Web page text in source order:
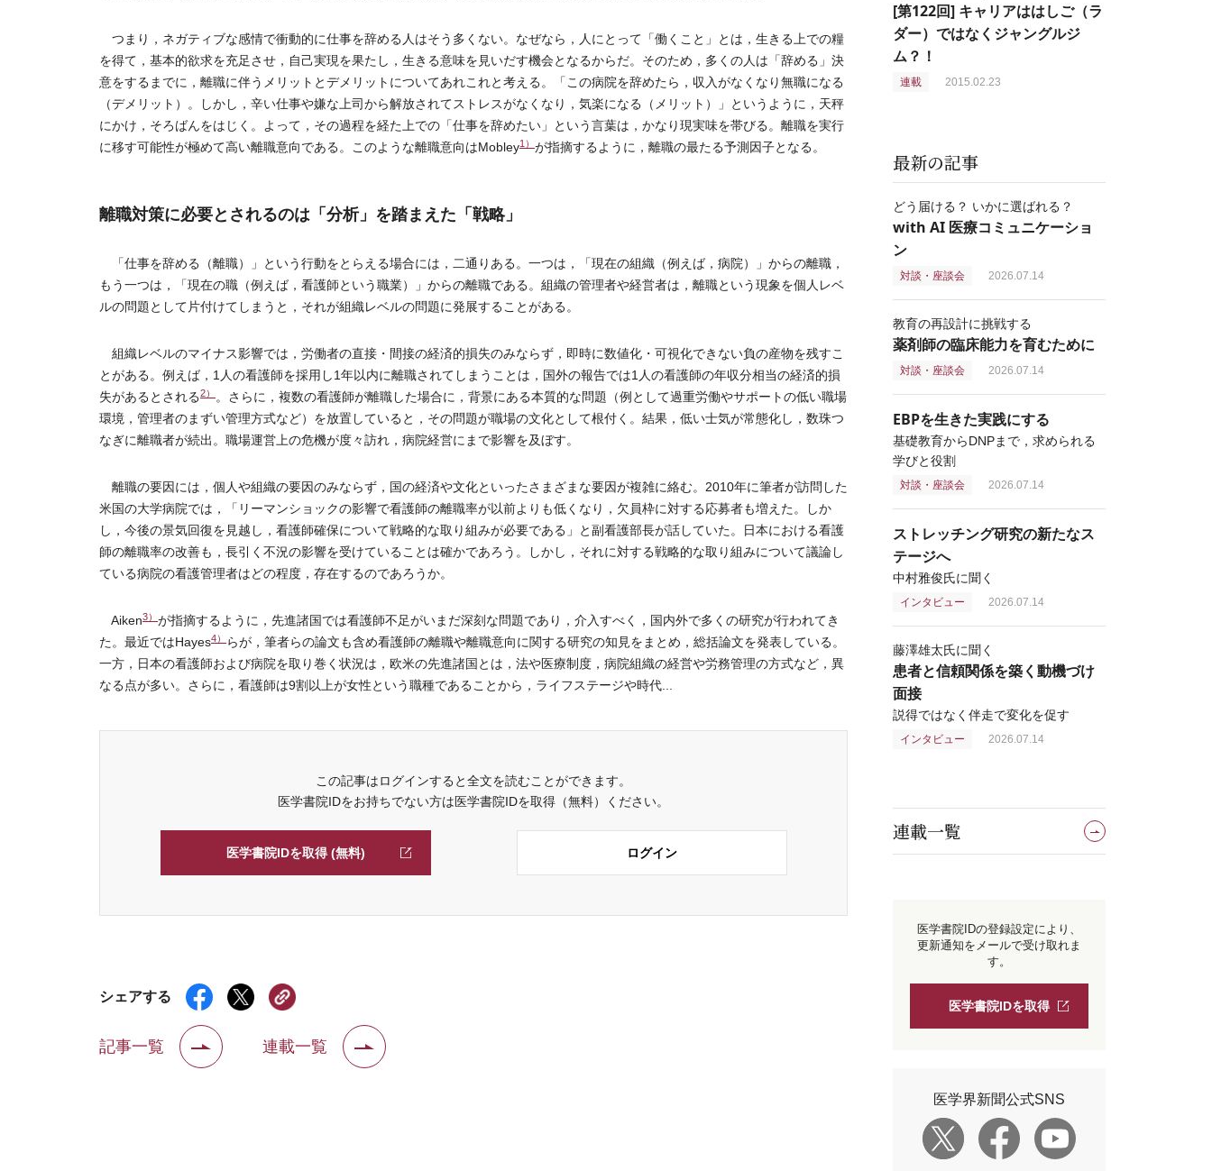
つまり，ネガティブな感情で衝動的に仕事を辞める人はそう多くない。なぜなら，人にとって「働くこと」とは，生きる上での糧
を得て，基本的欲求を充足させ，自己実現を果たし，生きる意味を見いだす機会となるからだ。そのため，多くの人は「辞める」決
意をするまでに，離職に伴うメリットとデメリットについてあれこれと考える。「この病院を辞めたら，収入がなくなり無職になる
（デメリット）。しかし，辛い仕事や嫌な上司から解放されてストレスがなくなり，気楽になる（メリット）」というように，天秤
にかけ，そろばんをはじく。よって，その過程を経た上での「仕事を辞めたい」という言葉は，かなり現実味を帯びる。離職を実行
に移す可能性が極めて高い離職意向である。このような離職意向はMobley1） が指摘するように，離職の最たる予測因子となる。
離職対策に必要とされるのは「分析」を踏まえた「戦略」
「仕事を辞める（離職）」という行動をとらえる場合には，二通りある。一つは，「現在の組織（例えば，病院）」からの離職，
もう一つは，「現在の職（例えば，看護師という職業）」からの離職である。組織の管理者や経営者は，離職という現象を個人レベ
ルの問題として片付けてしまうと，それが組織レベルの問題に発展することがある。
組織レベルのマイナス影響では，労働者の直接・間接の経済的損失のみならず，即時に数値化・可視化できない負の産物を残すこ
とがある。例えば，1人の看護師を採用し1年以内に離職されてしまうことは，国外の報告では1人の看護師の年収分相当の経済的損
失があるとされる2）
。さらに，複数の看護師が離職した場合に，背景にある本質的な問題（例として過重労働やサポートの低い職場
環境，管理者のまずい管理方式など）を放置していると，その問題が職場の文化として根付く。結果，低い士気が常態化し，数珠つ
なぎに離職者が続出。職場運営上の危機が度々訪れ，病院経営にまで影響を及ぼす。
離職の要因には，個人や組織の要因のみならず，国の経済や文化といったさまざまな要因が複雑に絡む。2010年に筆者が訪問した
米国の大学病院では，「リーマンショックの影響で看護師の離職率が以前よりも低くなり，欠員枠に対する応募者も増えた。しか
し，今後の景気回復を見越し，看護師確保について戦略的な取り組みが必要である」と副看護部長が話していた。日本における看護
師の離職率の改善も，長引く不況の影響を受けていることは確かであろう。しかし，それに対する戦略的な取り組みについて議論し
ている病院の看護管理者はどの程度，存在するのであろうか。
Aiken3） が指摘するように，先進諸国では看護師不足がいまだ深刻な問題であり，介入すべく，国内外で多くの研究が行われてき
た。最近ではHayes4）
らが，筆者らの論文も含め看護師の離職や離職意向に関する研究の知見をまとめ，総括論文を発表している。
一方，日本の看護師および病院を取り巻く状況は，欧米の先進諸国とは，法や医療制度，病院組織の経営や労務管理の方式など，異
なる点が多い。さらに，看護師は9割以上が女性という職種であることから，ライフステージや時代...
この記事はログインすると全文を読むことができます。
医学書院IDをお持ちでない方は医学書院IDを取得（無料）ください。
医学書院IDを取得 (無料) ログイン
シェアする
記事一覧 連載一覧
[第122回] キャリアははしご（ラ
ダー）ではなくジャングルジ
ム？！
連載 2015.02.23
最新の記事
どう届ける？ いかに選ばれる？
with AI 医療コミュニケーショ
ン
対談・座談会 2026.07.14
教育の再設計に挑戦する
薬剤師の臨床能力を育むために
対談・座談会 2026.07.14
EBPを生きた実践にする
基礎教育からDNPまで，求められる
学びと役割
対談・座談会 2026.07.14
ストレッチング研究の新たなス
テージへ
中村雅俊氏に聞く
インタビュー 2026.07.14
藤澤雄太氏に聞く
患者と信頼関係を築く動機づけ
面接
説得ではなく伴走で変化を促す
インタビュー 2026.07.14
連載一覧
医学書院IDの登録設定により、
更新通知をメールで受け取れま
す。
医学書院IDを取得
医学界新聞公式SNS